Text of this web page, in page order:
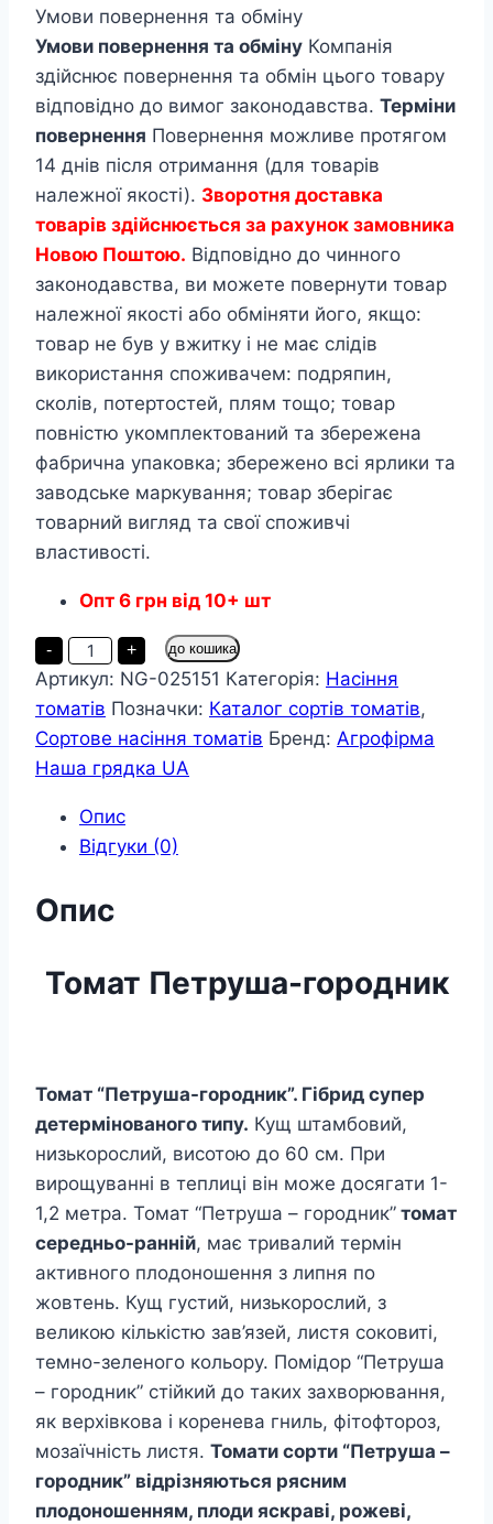
Умови повернення та обміну
Умови повернення та обміну Компанія
здійснює повернення та обмін цього товару
відповідно до вимог законодавства. Терміни
повернення Повернення можливе протягом
14 днів після отримання (для товарів
належної якості). Зворотня доставка
товарів здійснюється за рахунок замовника
Новою Поштою. Відповідно до чинного
законодавства, ви можете повернути товар
належної якості або обміняти його, якщо:
товар не був у вжитку і не має слідів
використання споживачем: подряпин,
сколів, потертостей, плям тощо; товар
повністю укомплектований та збережена
фабрична упаковка; збережено всі ярлики та
заводське маркування; товар зберігає
товарний вигляд та свої споживчі
властивості.
Опт 6 грн від 10+ шт
-
Томат
Петруша-
городник
пакет
35
насінин
+ до кошика
Артикул: NG-025151 Категорія: Насіння
томатів Позначки: Каталог сортів томатів,
Сортове насіння томатів Бренд: Агрофірма
Наша грядка UA
Опис
Відгуки (0)
Опис
Томат Петруша-городник
Томат “Петруша-городник”. Гібрид супер
детермінованого типу. Кущ штамбовий,
низькорослий, висотою до 60 см. При
вирощуванні в теплиці він може досягати 1-
1,2 метра. Томат “Петруша – городник” томат
середньо-ранній, має тривалий термін
активного плодоношення з липня по
жовтень. Кущ густий, низькорослий, з
великою кількістю зав’язей, листя соковиті,
темно-зеленого кольору. Помідор “Петруша
– городник” стійкий до таких захворювання,
як верхівкова і коренева гниль, фітофтороз,
мозаїчність листя. Томати сорти “Петруша –
городник” відрізняються рясним
плодоношенням, плоди яскраві, рожеві,